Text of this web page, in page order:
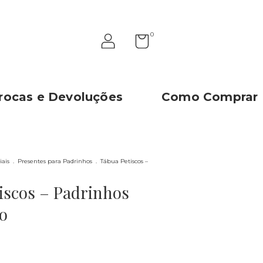
0
e Devoluções Como Comprar
. Presentes para Padrinhos . Tábua Petiscos –
– Padrinhos